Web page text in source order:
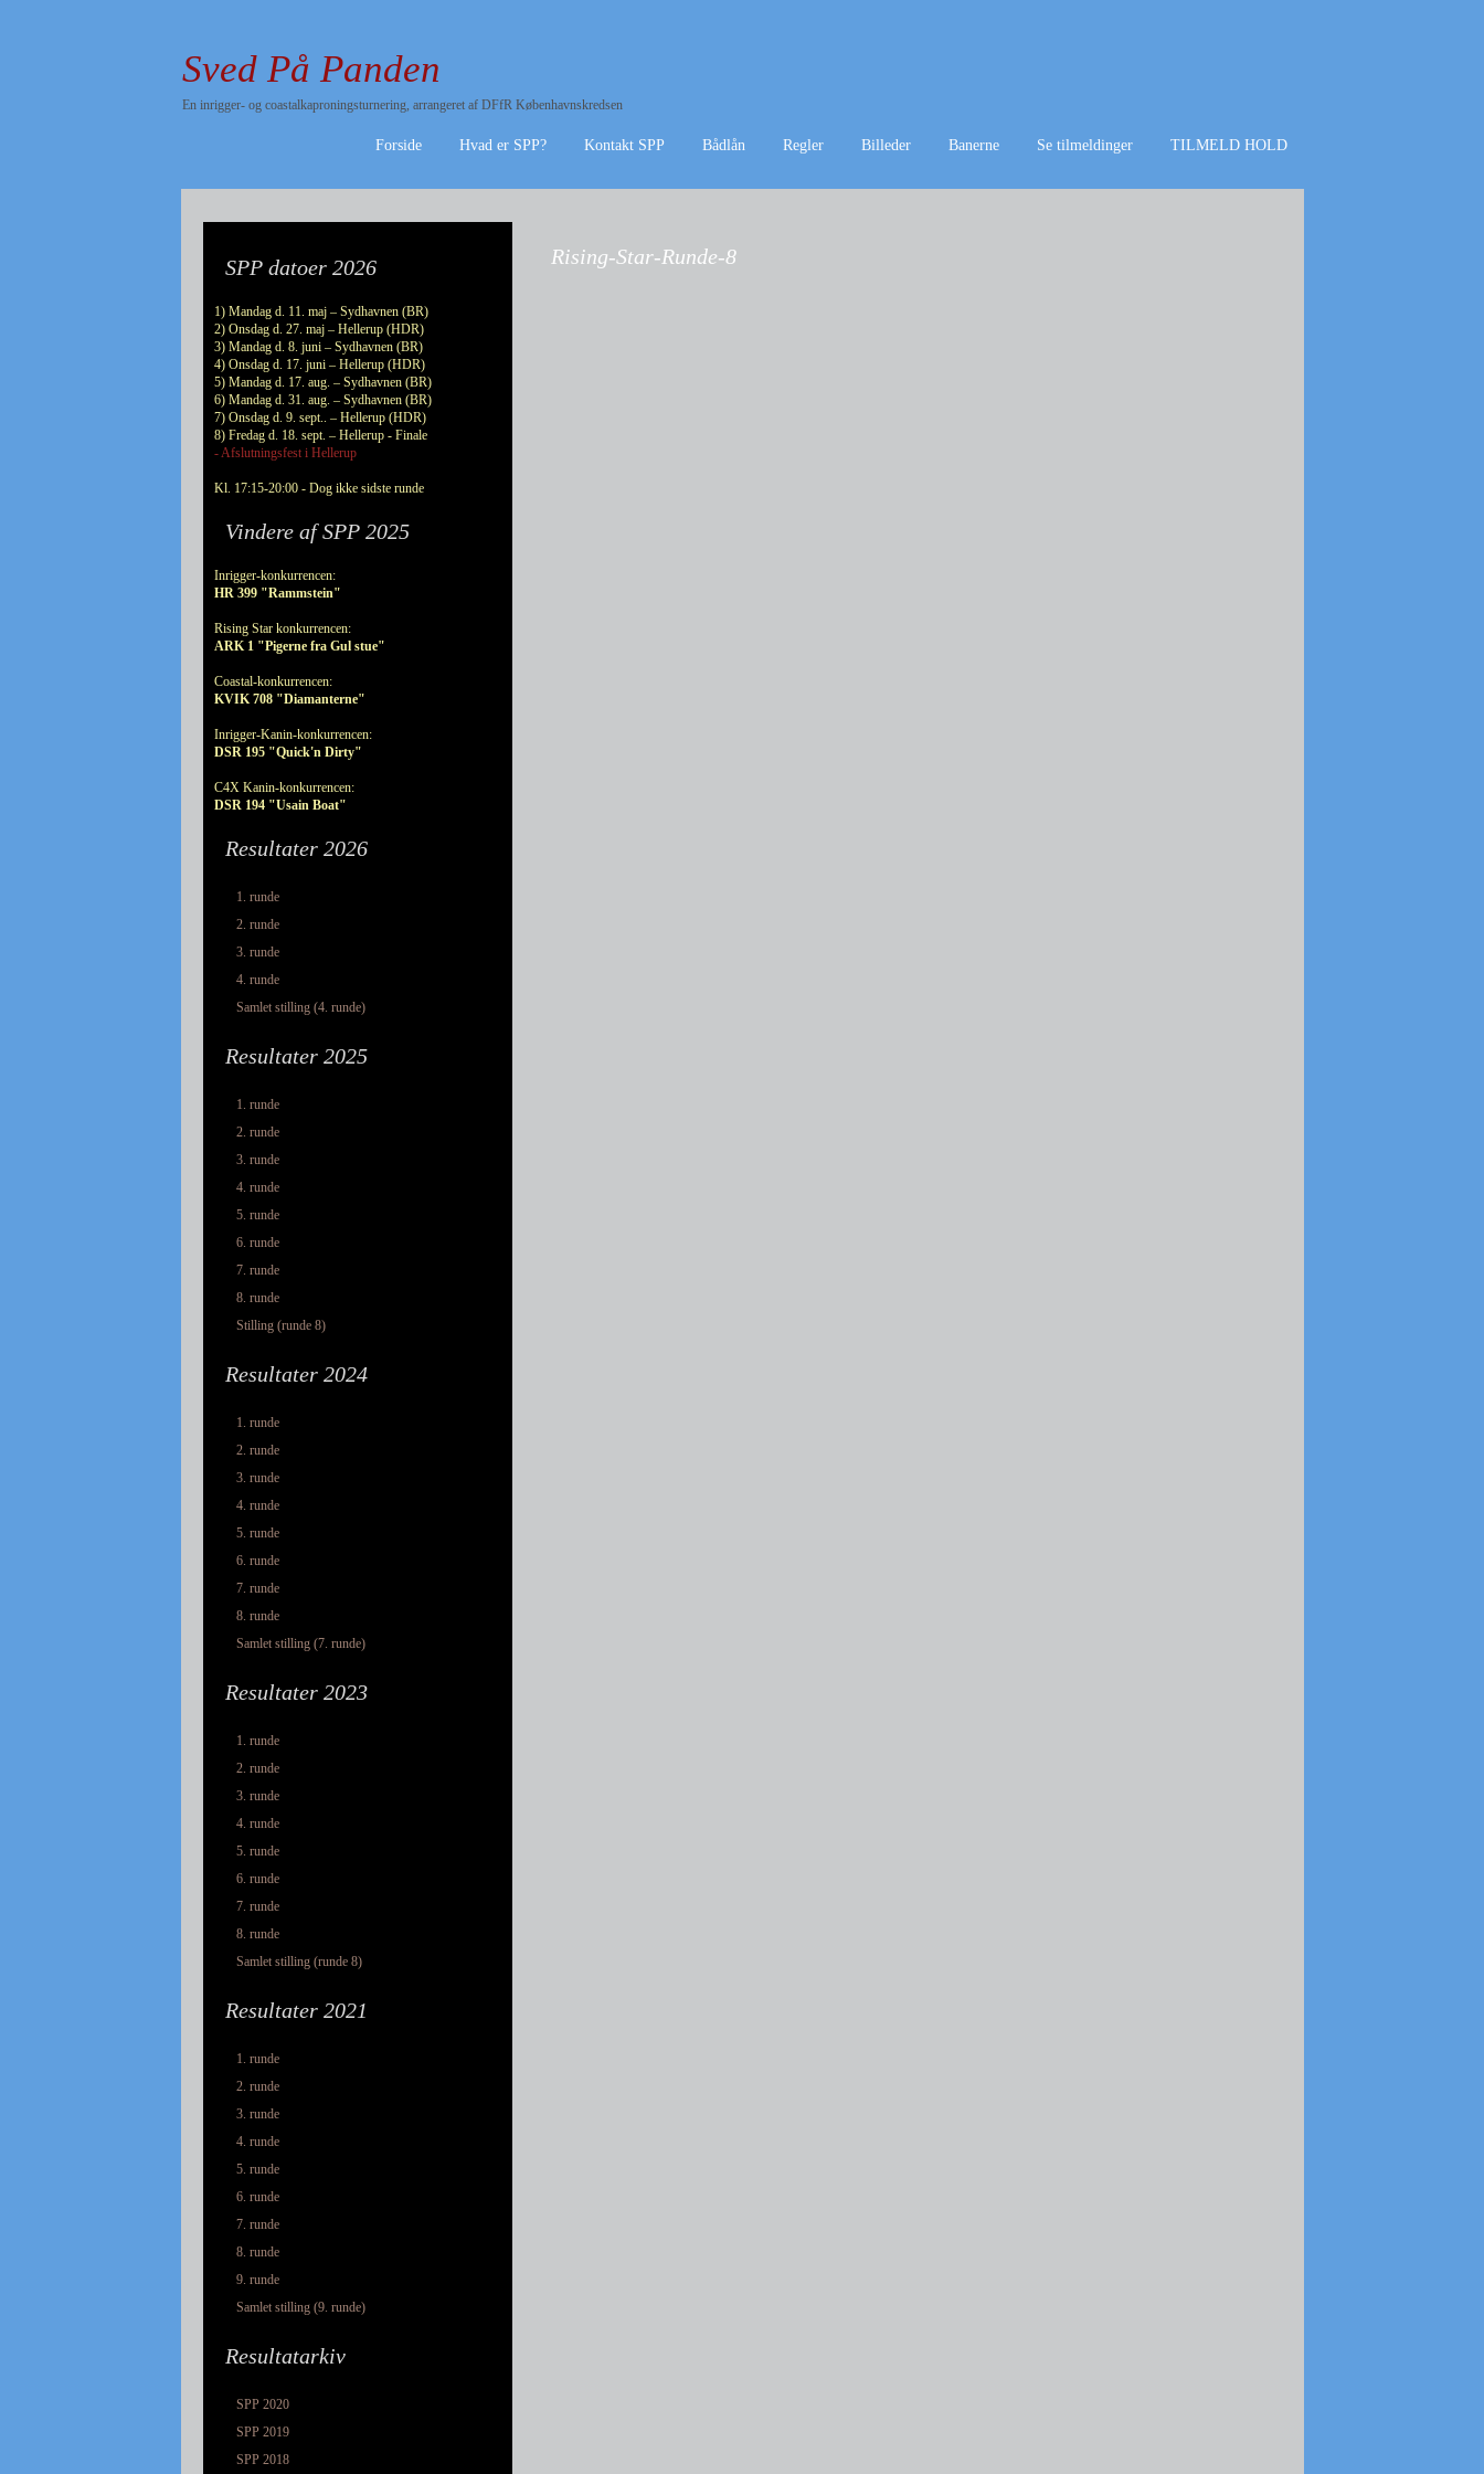
Sved På Panden
En inrigger- og coastalkaproningsturnering, arrangeret af DFfR Københavnskredsen
Forside Hvad er SPP? Kontakt SPP Bådlån Regler Billeder Banerne Se tilmeldinger TILMELD HOLD
SPP datoer 2026
1) Mandag d. 11. maj – Sydhavnen (BR)
2) Onsdag d. 27. maj – Hellerup (HDR)
3) Mandag d. 8. juni – Sydhavnen (BR)
4) Onsdag d. 17. juni – Hellerup (HDR)
5) Mandag d. 17. aug. – Sydhavnen (BR)
6) Mandag d. 31. aug. – Sydhavnen (BR)
7) Onsdag d. 9. sept.. – Hellerup (HDR)
8) Fredag d. 18. sept. – Hellerup - Finale
- Afslutningsfest i Hellerup
Kl. 17:15-20:00 - Dog ikke sidste runde
Vindere af SPP 2025
Inrigger-konkurrencen:
HR 399 "Rammstein"
Rising Star konkurrencen:
ARK 1 "Pigerne fra Gul stue"
Coastal-konkurrencen:
KVIK 708 "Diamanterne"
Inrigger-Kanin-konkurrencen:
DSR 195 "Quick'n Dirty"
C4X Kanin-konkurrencen:
DSR 194 "Usain Boat"
Resultater 2026
1. runde
2. runde
3. runde
4. runde
Samlet stilling (4. runde)
Resultater 2025
1. runde
2. runde
3. runde
4. runde
5. runde
6. runde
7. runde
8. runde
Stilling (runde 8)
Resultater 2024
1. runde
2. runde
3. runde
4. runde
5. runde
6. runde
7. runde
8. runde
Samlet stilling (7. runde)
Resultater 2023
1. runde
2. runde
3. runde
4. runde
5. runde
6. runde
7. runde
8. runde
Samlet stilling (runde 8)
Resultater 2021
1. runde
2. runde
3. runde
4. runde
5. runde
6. runde
7. runde
8. runde
9. runde
Samlet stilling (9. runde)
Resultatarkiv
SPP 2020
SPP 2019
SPP 2018
Rising-Star-Runde-8